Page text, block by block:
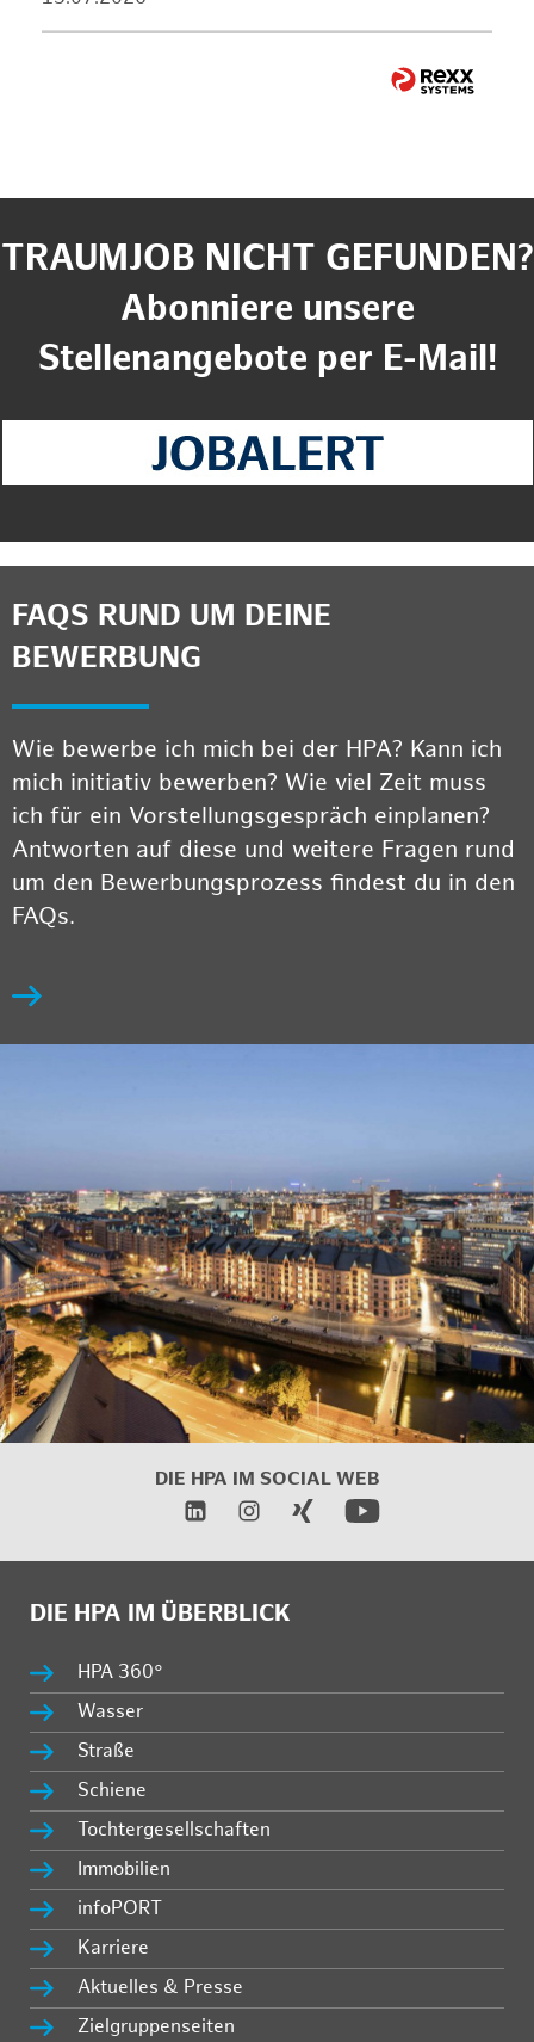
TRAUMJOB NICHT GEFUNDEN?
Abonniere unsere
Stellenangebote per E-Mail!
FAQS RUND UM DEINE
BEWERBUNG
Wie bewerbe ich mich bei der HPA? Kann ich
mich initiativ bewerben? Wie viel Zeit muss
ich für ein Vorstellungsgespräch einplanen?
Antworten auf diese und weitere Fragen rund
um den Bewerbungsprozess findest du in den
FAQs.
DIE HPA IM SOCIAL WEB
DIE HPA IM ÜBERBLICK
HPA 360°
Wasser
Straße
Schiene
Tochtergesellschaften
Immobilien
infoPORT
Karriere
Aktuelles & Presse
Zielgruppenseiten